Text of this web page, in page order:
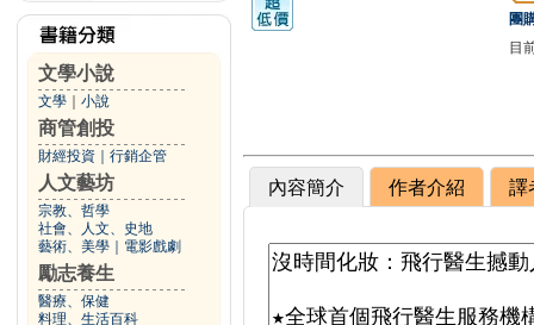
文學小說
文學 小說
商管創投
財經投資 行銷企管
人文藝坊
宗教、哲學
社會、人文、史地
藝術、美學
電影戲劇
勵志養生
醫療、保健
料理、生活百科
團
目
內容簡介 作者介紹 譯